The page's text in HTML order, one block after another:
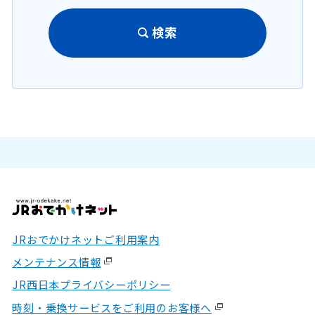
検索
JRおでかけネットご利用案内
メンテナンス情報
JR西日本プライバシーポリシー
時刻・乗換サービスをご利用のお客様へ